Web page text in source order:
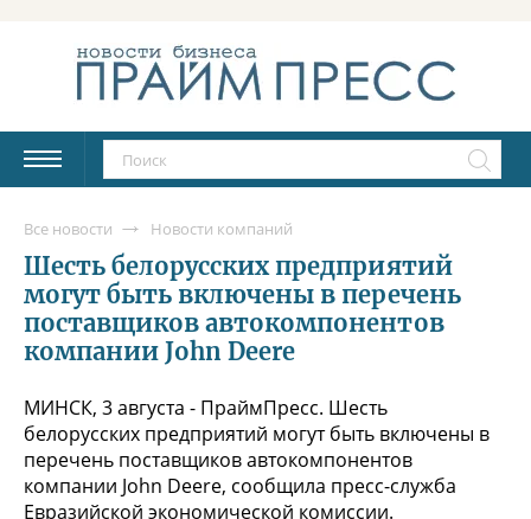
Все новости Новости компаний
Шесть белорусских предприятий
могут быть включены в перечень
поставщиков автокомпонентов
компании John Deere
МИНСК, 3 августа - ПраймПресс. Шесть
белорусских предприятий могут быть включены в
перечень поставщиков автокомпонентов
компании John Deere, сообщила пресс-служба
Евразийской экономической комиссии.